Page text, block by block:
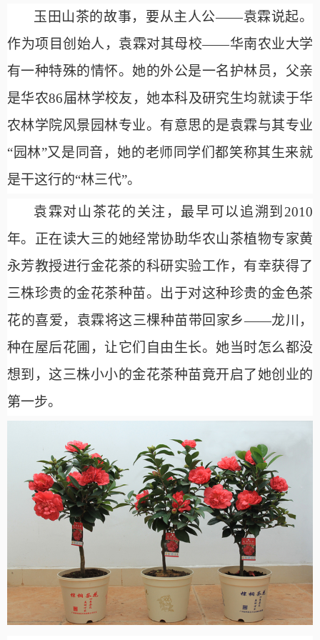
玉田山茶的故事，要从主人公——袁霖说起。
作为项目创始人，袁霖对其母校——华南农业大学
有一种特殊的情怀。她的外公是一名护林员，父亲
是华农86届林学校友，她本科及研究生均就读于华
农林学院风景园林专业。有意思的是袁霖与其专业
“园林”又是同音，她的老师同学们都笑称其生来就
是干这行的“林三代”。
袁霖对山茶花的关注，最早可以追溯到 2010
年。正在读大三的她经常协助华农山茶植物专家黄
永芳教授进行金花茶的科研实验工作，有幸获得了
三株珍贵的金花茶种苗。出于对这种珍贵的金色茶
花的喜爱，袁霖将这三棵种苗带回家乡——龙川，
种在屋后花圃，让它们自由生长。她当时怎么都没
想到，这三株小小的金花茶种苗竟开启了她创业的
第一步。